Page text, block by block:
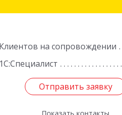
Клиентов на сопровождении
1С:Специалист
Отправить заявку
Отправить заявку